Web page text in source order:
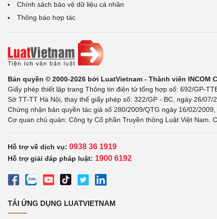
Chính sách bảo vệ dữ liệu cá nhân
Thông báo hợp tác
Bản quyền © 2000-2026 bởi LuatVietnam - Thành viên INCOM
Giấy phép thiết lập trang Thông tin điện tử tổng hợp số: 692/GP-
Sở TT-TT Hà Nội, thay thế giấy phép số: 322/GP - BC, ngày 26/
Chứng nhận bản quyền tác giả số 280/2009/QTG ngày 16/02/
Cơ quan chủ quản: Công ty Cổ phần Truyền thông Luật Việt Nam.
Hỗ trợ về dịch vụ: 0938 36 1919
Hỗ trợ giải đáp pháp luật: 1900 6192
TẢI ỨNG DỤNG LUATVIETNAM